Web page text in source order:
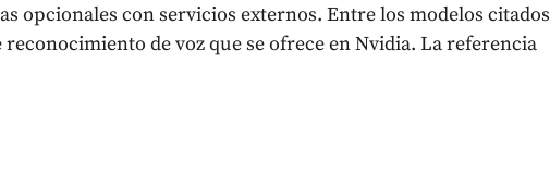
opcionales con servicios externos. Entre los modelos citados
de voz que se ofrece en Nvidia. La referencia